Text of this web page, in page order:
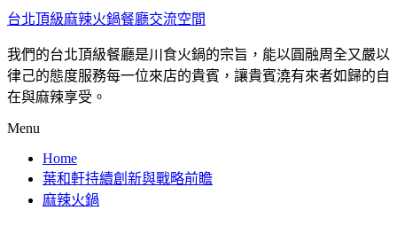
台北頂級麻辣火鍋餐廳交流空間
我們的台北頂級餐廳是川食火鍋的宗旨，能以圓融周全又嚴以
律己的態度服務每一位來店的貴賓，讓貴賓澆有來者如歸的自
在與麻辣享受。
Menu
Home
葉和軒持續創新與戰略前瞻
麻辣火鍋